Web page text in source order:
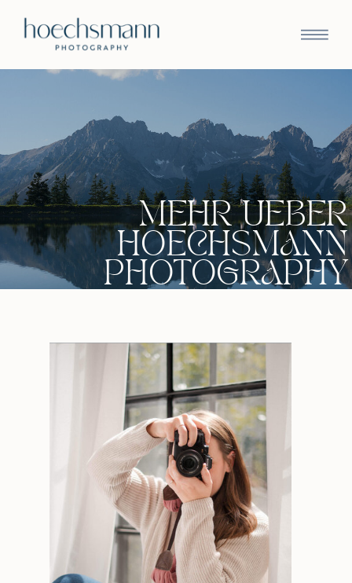
MEHR UEBER
HOECHSMANN
PHOTOGRAPHY